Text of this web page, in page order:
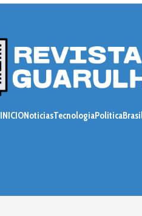
INICIONoticiasTecnologiaPolitica